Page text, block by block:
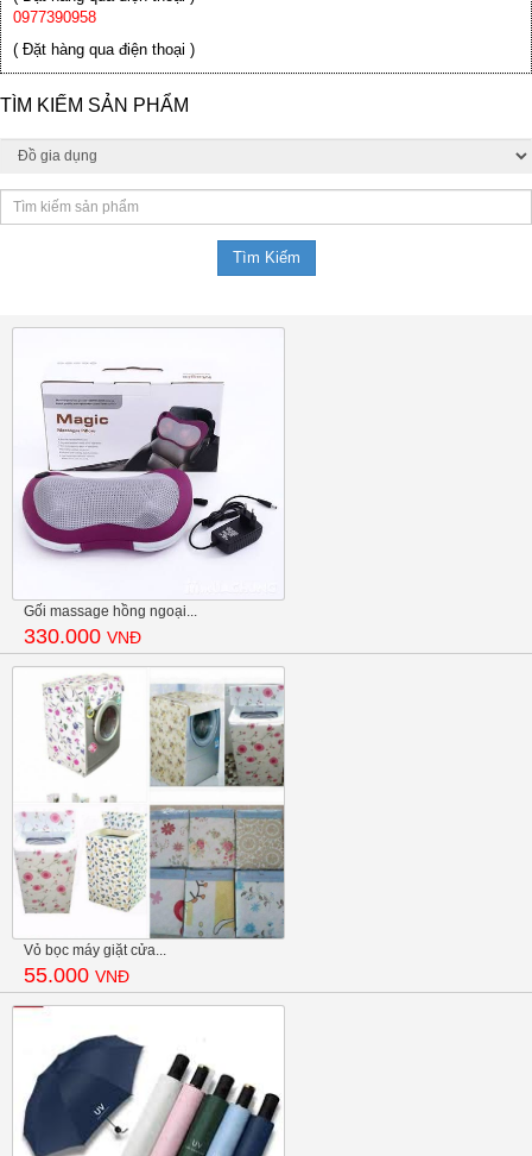
0977390958
( Đặt hàng qua điện thoại )
TÌM KIẾM SẢN PHẨM
Gối massage hồng ngoại...
330.000 VNĐ
Vỏ bọc máy giặt cửa...
55.000 VNĐ